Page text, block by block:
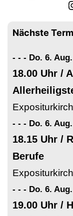
Nächste
- - - Do. 6.
18.00 Uhr /
- - - Do. 6.
18.15 Uhr /
Berufe
- - - Do. 6.
19.00 Uhr /